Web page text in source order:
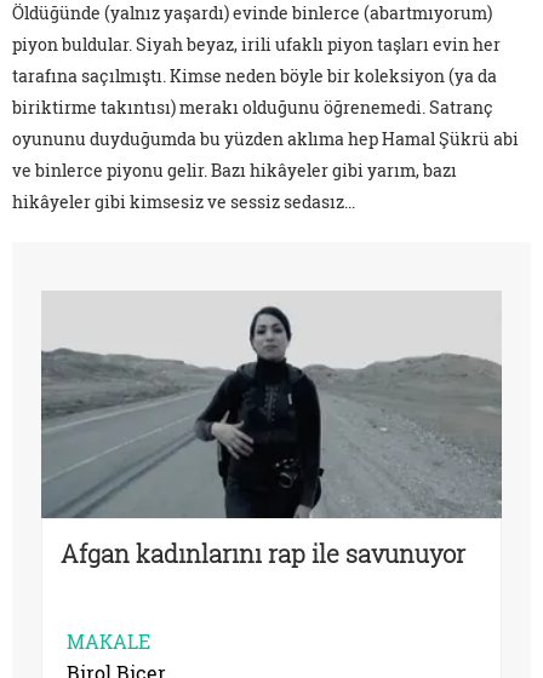
Öldüğünde (yalnız yaşardı) evinde binlerce (abartmıyorum)
piyon buldular. Siyah beyaz, irili ufaklı piyon taşları evin her
tarafına saçılmıştı. Kimse neden böyle bir koleksiyon (ya da
biriktirme takıntısı) merakı olduğunu öğrenemedi. Satranç
oyununu duyduğumda bu yüzden aklıma hep Hamal Şükrü abi
ve binlerce piyonu gelir. Bazı hikâyeler gibi yarım, bazı
hikâyeler gibi kimsesiz ve sessiz sedasız...
Afgan kadınlarını rap ile savunuyor
MAKALE
Birol Biçer